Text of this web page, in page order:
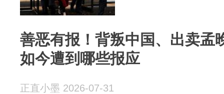
善恶有报！背叛中国、出卖孟
如今遭到哪些报应
正直小墨 2026-07-31